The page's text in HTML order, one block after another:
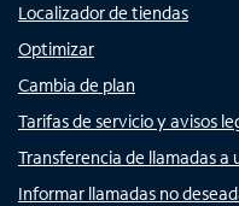
Localizador de tiendas
Optimizar
Cambia de plan
Tarifas de servicio y avisos
Transferencia de llamadas
Informar llamadas no